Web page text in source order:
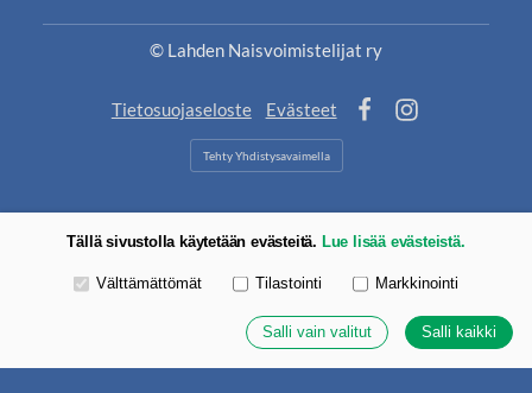
© Lahden Naisvoimistelijat ry
Tietosuojaseloste
Evästeet
Tehty Yhdistysavaimella
Tällä sivustolla käytetään evästeitä. Lue lisää evästeistä.
Valitse käytettävät evästeet
Välttämättömät Tilastointi Markkinointi
Salli vain valitut Salli kaikki